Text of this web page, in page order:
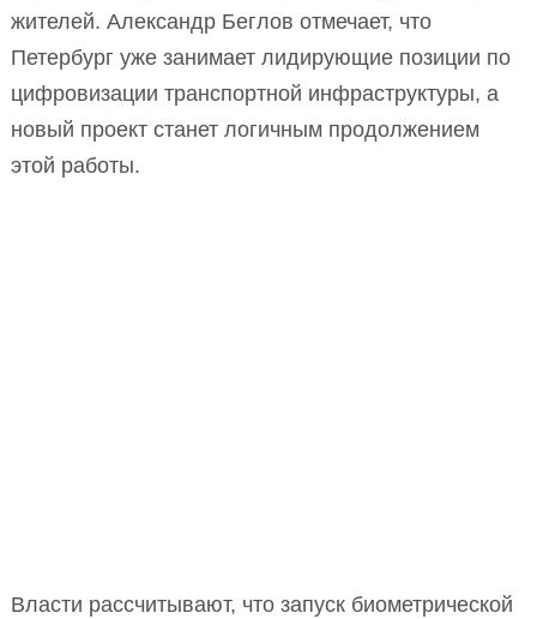
жителей. Александр Беглов отмечает, что
Петербург уже занимает лидирующие позиции по
цифровизации транспортной инфраструктуры, а
новый проект станет логичным продолжением
этой работы.
Власти рассчитывают, что запуск биометрической